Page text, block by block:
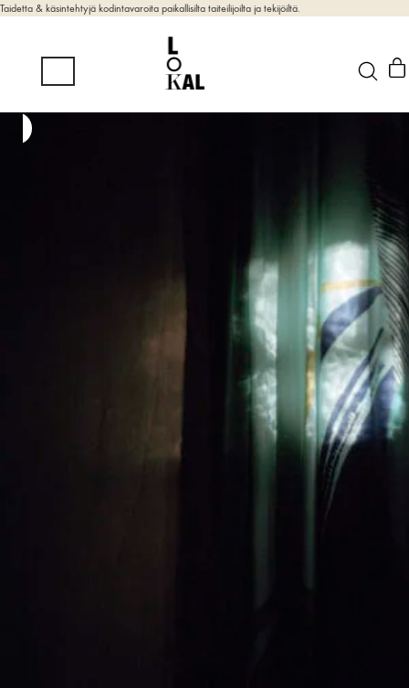
Taidetta & käsintehtyjä kodintavaroita paikallisilta taiteilijoilta ja tekijöiltä.